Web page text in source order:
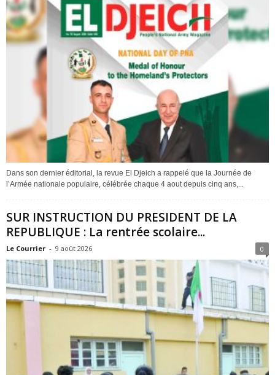
Dans son dernier éditorial, la revue El Djeich a rappelé que la Journée de
l’Armée nationale populaire, célébrée chaque 4 aout depuis cinq ans,...
SUR INSTRUCTION DU PRESIDENT DE LA
REPUBLIQUE : La rentrée scolaire...
Le Courrier - 9 août 2026 0